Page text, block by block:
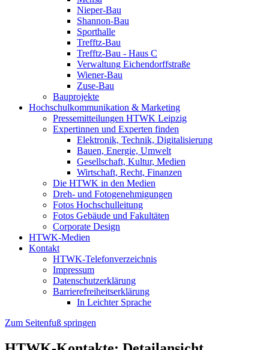
Nieper-Bau
Shannon-Bau
Sporthalle
Trefftz-Bau
Trefftz-Bau - Haus C
Verwaltung Eichendorffstraße
Wiener-Bau
Zuse-Bau
Bauprojekte
Hochschulkommunikation & Marketing
Pressemitteilungen HTWK Leipzig
Expertinnen und Experten finden
Elektronik, Technik, Digitalisierung
Bauen, Energie, Umwelt
Gesellschaft, Kultur, Medien
Wirtschaft, Recht, Finanzen
Die HTWK in den Medien
Dreh- und Fotogenehmigungen
Fotos Hochschulleitung
Fotos Gebäude und Fakultäten
Corporate Design
HTWK-Medien
Kontakt
HTWK-Telefonverzeichnis
Impressum
Datenschutzerklärung
Barrierefreiheitserklärung
In Leichter Sprache
Zum Seitenfuß springen